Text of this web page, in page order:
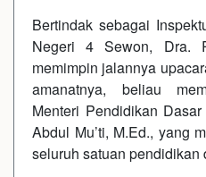
Bertindak sebagai
Negeri 4 Sewon, Dra.
memimpin jalannya
amanatnya, beliau
Menteri Pendidikan
Abdul Mu’ti, M.Ed., yang
seluruh satuan pendidikan